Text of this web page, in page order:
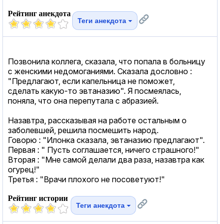
Рейтинг анекдота
Теги анекдота
Позвонила коллега, сказала, что попала в больницу
с женскими недомоганиями. Сказала дословно :
"Предлагают, если капельница не поможет,
сделать какую-то эвтаназию". Я посмеялась,
поняла, что она перепутала с абразией.
Назавтра, рассказывая на работе остальным о
заболевшей, решила посмешить народ.
Говорю : "Илонка сказала, эвтаназию предлагают".
Первая : " Пусть соглашается, ничего страшного!"
Вторая : "Мне самой делали два раза, назавтра как
огурец!"
Третья : "Врачи плохого не посоветуют!"
Рейтинг истории
Теги анекдота